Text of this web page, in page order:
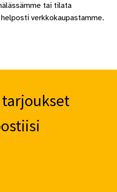
tai tilata
verkkokaupastamme.